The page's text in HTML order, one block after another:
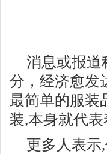
消息或报道
分，经济愈发
最简单的服装
装,本身就代
更多人表示,